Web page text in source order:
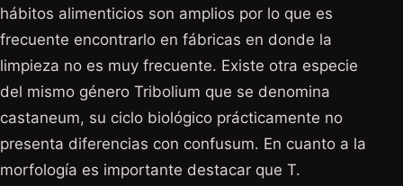
hábitos alimenticios son amplios por lo que es
frecuente encontrarlo en fábricas en donde la
limpieza no es muy frecuente. Existe otra especie
del mismo género Tribolium que se denomina
castaneum, su ciclo biológico prácticamente no
presenta diferencias con confusum. En cuanto a la
morfología es importante destacar que T.